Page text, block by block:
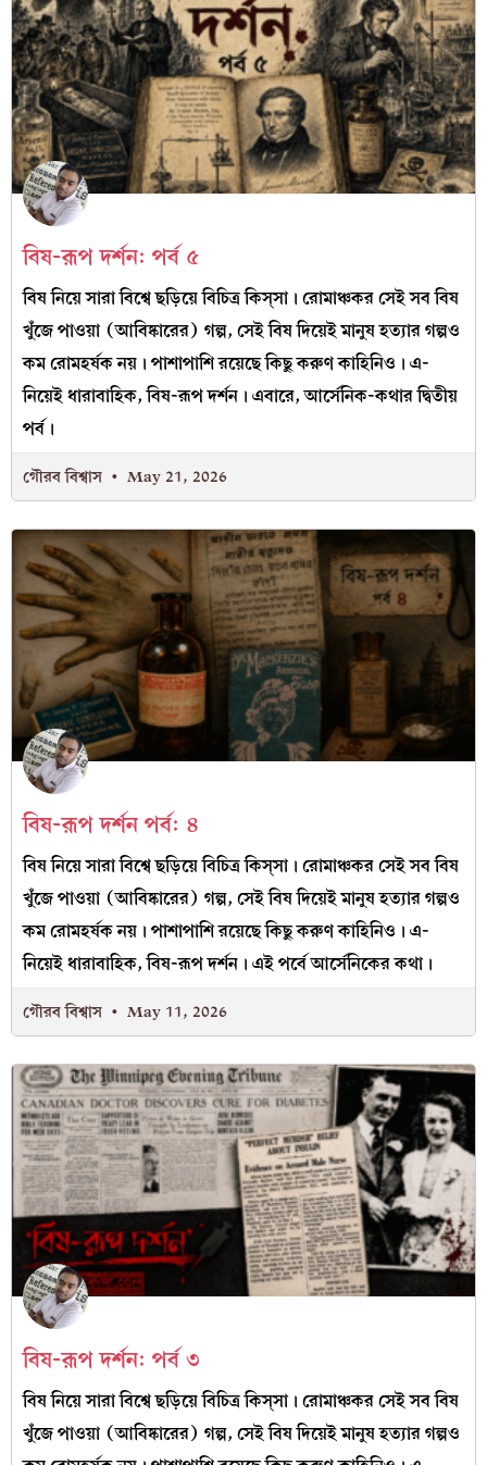
বিষ-রূপ দর্শন: পর্ব ৫
বিষ নিয়ে সারা বিশ্বে ছড়িয়ে বিচিত্র কিস্‌সা। রোমাঞ্চকর সেই সব বিষ
খুঁজে পাওয়া (আবিষ্কারের) গল্প, সেই বিষ দিয়েই মানুষ হত্যার গল্পও
কম রোমহর্ষক নয়। পাশাপাশি রয়েছে কিছু করুণ কাহিনিও। এ-
নিয়েই ধারাবাহিক, বিষ-রূপ দর্শন। এবারে, আর্সেনিক-কথার দ্বিতীয়
পর্ব।
গৌরব বিশ্বাস May 21, 2026
বিষ-রূপ দর্শন পর্ব: ৪
বিষ নিয়ে সারা বিশ্বে ছড়িয়ে বিচিত্র কিস্‌সা। রোমাঞ্চকর সেই সব বিষ
খুঁজে পাওয়া (আবিষ্কারের) গল্প, সেই বিষ দিয়েই মানুষ হত্যার গল্পও
কম রোমহর্ষক নয়। পাশাপাশি রয়েছে কিছু করুণ কাহিনিও। এ-
নিয়েই ধারাবাহিক, বিষ-রূপ দর্শন। এই পর্বে আর্সেনিকের কথা।
গৌরব বিশ্বাস May 11, 2026
বিষ-রূপ দর্শন: পর্ব ৩
বিষ নিয়ে সারা বিশ্বে ছড়িয়ে বিচিত্র কিস্‌সা। রোমাঞ্চকর সেই সব বিষ
খুঁজে পাওয়া (আবিষ্কারের) গল্প, সেই বিষ দিয়েই মানুষ হত্যার গল্পও